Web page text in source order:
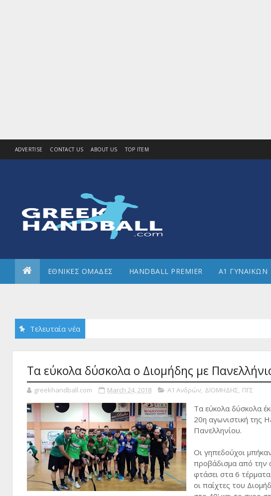
ADVERTISE CONTACT US ABOUT US TOP ITEM
ΕΘΝΙΚΕΣ ΟΜΑΔΕΣ HANDBALL PREMIER Α1 ΓΥΝΑΙΚΩΝ
Τελευταία νέα
Τα εύκολα δύσκολα ο Διομήδης με
greekhandball.com March 24, 2018 Α1 Ανδρών, ΔΙΟΜΗΔΗΣ, ΠΓΣ
Τα εύκολα δύσκολα
20η αγωνιστική της
Πανελληνίου.
Οι γηπεδούχοι
προβάδισμα από την
φτάσει στα 6
οι παίχτες του